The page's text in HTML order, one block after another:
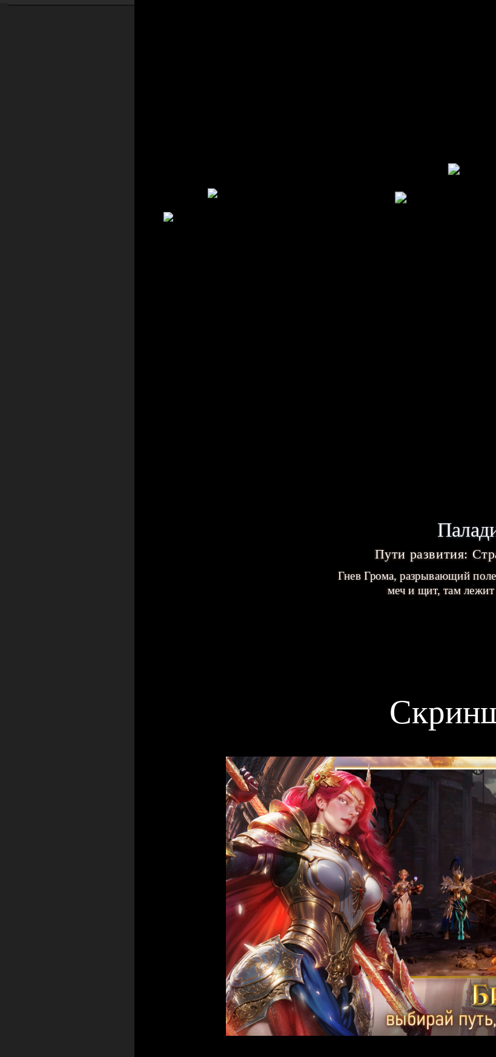
Пути развития:
Гнев Грома, разрывающий
меч и щит, там лежит